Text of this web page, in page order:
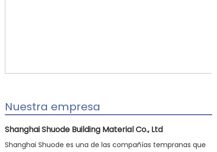
Nuestra empresa
Shanghai Shuode Building Material Co., Ltd
Shanghai Shuode es una de las compañías tempranas que